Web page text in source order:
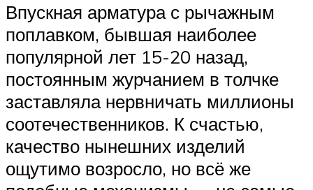
Впускная арматура с рычажным
поплавком, бывшая наиболее
популярной лет 15-20 назад,
постоянным журчанием в толчке
заставляла нервничать миллионы
соотечественников. К счастью,
качество нынешних изделий
ощутимо возросло, но всё же